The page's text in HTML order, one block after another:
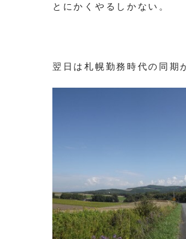
とにかくやるしかない。
翌日は札幌勤務時代の同期